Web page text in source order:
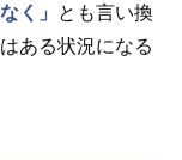
く」
とも言い換
ある状況になる